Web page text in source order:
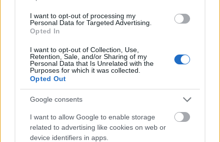
I want to opt-out of processing my
Personal Data for Targeted Advertising.
Opted In
I want to opt-out of Collection, Use,
Retention, Sale, and/or Sharing of my
Personal Data that Is Unrelated with the
Purposes for which it was collected.
Opted Out
Google consents
I want to allow Google to enable storage
related to advertising like cookies on web or
device identifiers in apps.